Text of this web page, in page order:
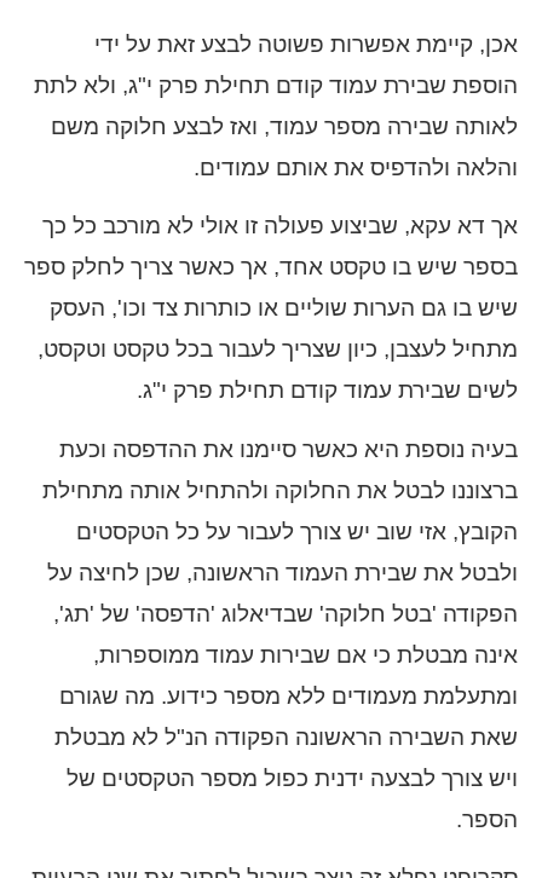
אכן, קיימת אפשרות פשוטה לבצע זאת על ידי
הוספת שבירת עמוד קודם תחילת פרק י"ג, ולא לתת
לאותה שבירה מספר עמוד, ואז לבצע חלוקה משם
והלאה ולהדפיס את אותם עמודים.
אך דא עקא, שביצוע פעולה זו אולי לא מורכב כל כך
בספר שיש בו טקסט אחד, אך כאשר צריך לחלק ספר
שיש בו גם הערות שוליים או כותרות צד וכו', העסק
מתחיל לעצבן, כיון שצריך לעבור בכל טקסט וטקסט,
לשים שבירת עמוד קודם תחילת פרק י"ג.
בעיה נוספת היא כאשר סיימנו את ההדפסה וכעת
ברצוננו לבטל את החלוקה ולהתחיל אותה מתחילת
הקובץ, אזי שוב יש צורך לעבור על כל הטקסטים
ולבטל את שבירת העמוד הראשונה, שכן לחיצה על
הפקודה 'בטל חלוקה' שבדיאלוג 'הדפסה' של 'תג',
אינה מבטלת כי אם שבירות עמוד ממוספרות,
ומתעלמת מעמודים ללא מספר כידוע. מה שגורם
שאת השבירה הראשונה הפקודה הנ"ל לא מבטלת
ויש צורך לבצעה ידנית כפול מספר הטקסטים של
הספר.